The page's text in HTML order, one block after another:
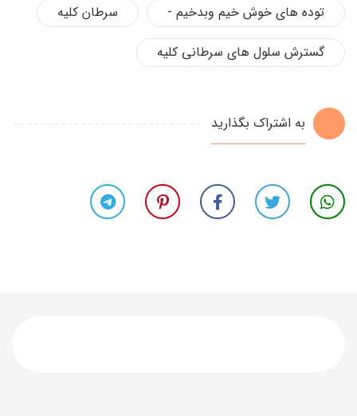
توده های خوش خیم وبدخیم -
سرطان کلیه
گسترش سلول های سرطانی کلیه
به اشتراک بگذارید